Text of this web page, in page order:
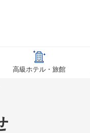
高級ホテル・旅館